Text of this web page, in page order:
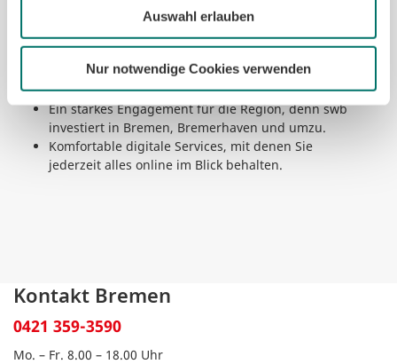
Auswahl erlauben
Nur notwendige Cookies verwenden
starken Vorteile:
Ein breites Produktportfolio, bei dem Sie alles aus
einer Hand erhalten.
Jeder Stromtarif besteht zu100 % aus Ökostrom.
Ein starkes Engagement für die Region, denn swb
investiert in Bremen, Bremerhaven und umzu.
Komfortable digitale Services, mit denen Sie
jederzeit alles online im Blick behalten.
Kontakt Bremen
0421 359-3590
Mo. – Fr. 8.00 – 18.00 Uhr